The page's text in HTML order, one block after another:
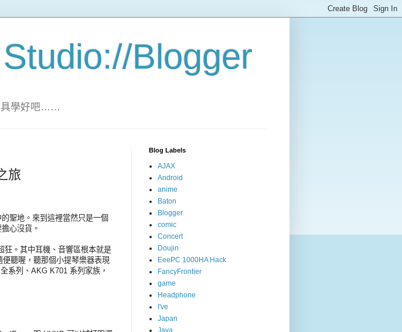
Blogger
具學好吧……
旅
聖地。來到這裡當然只是一個
心沒貨。
狂。其中耳機、音響區根本就是
聽喔，聽那個小提琴樂器表現
系列、AKG K701 系列家族，
Blog Labels
AJAX
Android
anime
Baton
Blogger
comic
Concert
Doujin
EeePC 1000HA Hack
FancyFrontier
game
Headphone
I've
Japan